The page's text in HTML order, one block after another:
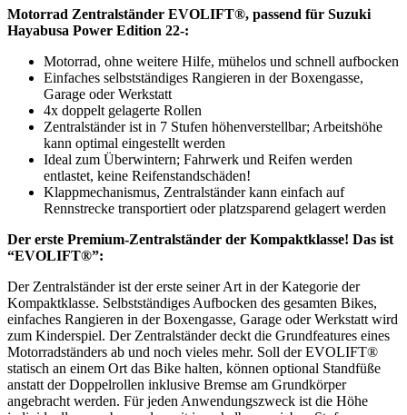
Motorrad Zentralständer EVOLIFT®, passend für Suzuki
Hayabusa Power Edition 22-:
Motorrad, ohne weitere Hilfe, mühelos und schnell aufbocken
Einfaches selbstständiges Rangieren in der Boxengasse,
Garage oder Werkstatt
4x doppelt gelagerte Rollen
Zentralständer ist in 7 Stufen höhenverstellbar; Arbeitshöhe
kann optimal eingestellt werden
Ideal zum Überwintern; Fahrwerk und Reifen werden
entlastet, keine Reifenstandschäden!
Klappmechanismus, Zentralständer kann einfach auf
Rennstrecke transportiert oder platzsparend gelagert werden
Der erste Premium-Zentralständer der Kompaktklasse! Das ist
“EVOLIFT®”:
Der Zentralständer ist der erste seiner Art in der Kategorie der
Kompaktklasse. Selbstständiges Aufbocken des gesamten Bikes,
einfaches Rangieren in der Boxengasse, Garage oder Werkstatt wird
zum Kinderspiel. Der Zentralständer deckt die Grundfeatures eines
Motorradständers ab und noch vieles mehr. Soll der EVOLIFT®
statisch an einem Ort das Bike halten, können optional Standfüße
anstatt der Doppelrollen inklusive Bremse am Grundkörper
angebracht werden. Für jeden Anwendungszweck ist die Höhe